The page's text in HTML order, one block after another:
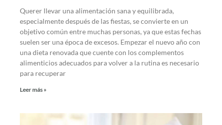
Querer llevar una alimentación sana y equilibrada,
especialmente después de las fiestas, se convierte en un
objetivo común entre muchas personas, ya que estas fechas
suelen ser una época de excesos. Empezar el nuevo año con
una dieta renovada que cuente con los complementos
alimenticios adecuados para volver a la rutina es necesario
para recuperar
Leer más »